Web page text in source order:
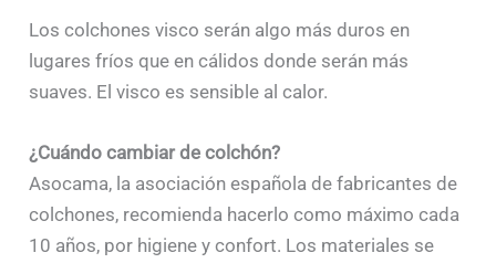
Los colchones visco serán algo más duros en
lugares fríos que en cálidos donde serán más
suaves. El visco es sensible al calor.
¿Cuándo cambiar de colchón?
Asocama, la asociación española de fabricantes de
colchones, recomienda hacerlo como máximo cada
10 años, por higiene y confort. Los materiales se